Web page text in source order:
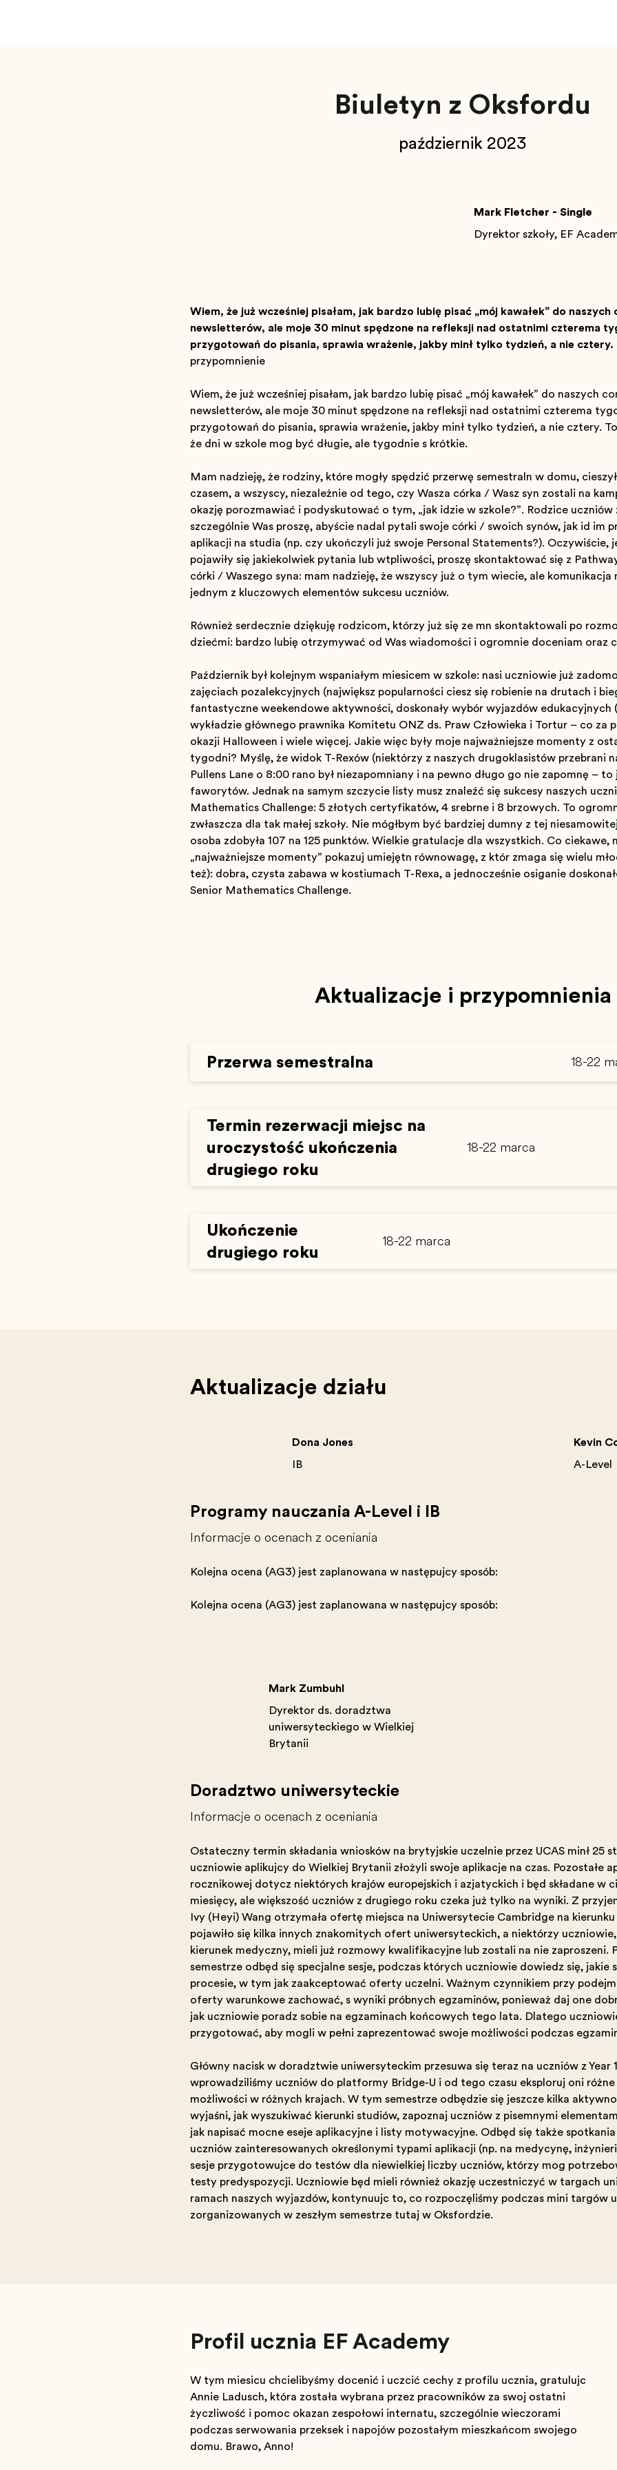
Biuletyn z Oksfordu
październik 2023
Mark Fletcher - Single
Dyrektor szkoły, EF
Wiem, że już wcześniej pisałam, jak bardzo lubię pisać „mój kawałek” do naszych
newsletterów, ale moje 30 minut spędzone na refleksji nad ostatnimi czterema
przygotowań do pisania, sprawia wrażenie, jakby minął tylko tydzień, a nie cztery.
przypomnienie
Wiem, że już wcześniej pisałam, jak bardzo lubię pisać „mój kawałek” do naszych
newsletterów, ale moje 30 minut spędzone na refleksji nad ostatnimi czterema
przygotowań do pisania, sprawia wrażenie, jakby minął tylko tydzień, a nie cztery.
że dni w szkole mogą być długie, ale tygodnie są krótkie.
Mam nadzieję, że rodziny, które mogły spędzić przerwę semestralną w domu,
czasem, a wszyscy, niezależnie od tego, czy Wasza córka / Wasz syn zostali na
okazję porozmawiać i podyskutować o tym, „jak idzie w szkole?”. Rodzice
szczególnie Was proszę, abyście nadal pytali swoje córki / swoich synów, jak idą im
aplikacji na studia (np. czy ukończyli już swoje Personal Statements?). Oczywiście,
pojawiły się jakiekolwiek pytania lub wątpliwości, proszę skontaktować się z
córki / Waszego syna: mam nadzieję, że wszyscy już o tym wiecie, ale komunikacja
jednym z kluczowych elementów sukcesu uczniów.
Również serdecznie dziękuję rodzicom, którzy już się ze mną skontaktowali po
dziećmi: bardzo lubię otrzymywać od Was wiadomości i ogromnie doceniam oraz
Październik był kolejnym wspaniałym miesiącem w szkole: nasi uczniowie już
zajęciach pozalekcyjnych (największą popularnością cieszą się robienie na drutach i
fantastyczne weekendowe aktywności, doskonały wybór wyjazdów edukacyjnych
wykładzie głównego prawnika Komitetu ONZ ds. Praw Człowieka i Tortur – co za
okazji Halloween i wiele więcej. Jakie więc były moje najważniejsze momenty z
tygodni? Myślę, że widok T-Rexów (niektórzy z naszych drugoklasistów przebrani
Pullens Lane o 8:00 rano był niezapomniany i na pewno długo go nie zapomnę –
faworytów. Jednak na samym szczycie listy muszą znaleźć się sukcesy naszych
Mathematics Challenge: 5 złotych certyfikatów, 4 srebrne i 8 brązowych. To
zwłaszcza dla tak małej szkoły. Nie mógłbym być bardziej dumny z tej
osoba zdobyła 107 na 125 punktów. Wielkie gratulacje dla wszystkich. Co ciekawe,
„najważniejsze momenty” pokazują umiejętną równowagę, z którą zmaga się wielu
też): dobra, czysta zabawa w kostiumach T-Rexa, a jednocześnie osiąganie
Senior Mathematics Challenge.
Aktualizacje i przypomnienia
Przerwa semestralna 18-22
Termin rezerwacji miejsc na
uroczystość ukończenia
drugiego roku
18-22 marca
Ukończenie
drugiego roku
18-22 marca
Aktualizacje działu
Dona Jones
IB
Kevin
A-Level
Programy nauczania A-Level i IB
Informacje o ocenach z oceniania
Kolejna ocena (AG3) jest zaplanowana w następujący sposób:
Kolejna ocena (AG3) jest zaplanowana w następujący sposób:
Mark Zumbuhl
Dyrektor ds. doradztwa
uniwersyteckiego w Wielkiej
Brytanii
Doradztwo uniwersyteckie
Informacje o ocenach z oceniania
Ostateczny termin składania wniosków na brytyjskie uczelnie przez UCAS minął 25
uczniowie aplikujący do Wielkiej Brytanii złożyli swoje aplikacje na czas. Pozostałe
rocznikowej dotyczą niektórych krajów europejskich i azjatyckich i będą składane w
miesięcy, ale większość uczniów z drugiego roku czeka już tylko na wyniki. Z
Ivy (Heyi) Wang otrzymała ofertę miejsca na Uniwersytecie Cambridge na kierunku
pojawiło się kilka innych znakomitych ofert uniwersyteckich, a niektórzy
kierunek medyczny, mieli już rozmowy kwalifikacyjne lub zostali na nie zaproszeni.
semestrze odbędą się specjalne sesje, podczas których uczniowie dowiedzą się, jakie
procesie, w tym jak zaakceptować oferty uczelni. Ważnym czynnikiem przy
oferty warunkowe zachować, są wyniki próbnych egzaminów, ponieważ dają one
jak uczniowie poradzą sobie na egzaminach końcowych tego lata. Dlatego
przygotować, aby mogli w pełni zaprezentować swoje możliwości podczas
Główny nacisk w doradztwie uniwersyteckim przesuwa się teraz na uczniów z Year
wprowadziliśmy uczniów do platformy Bridge-U i od tego czasu eksplorują oni
możliwości w różnych krajach. W tym semestrze odbędzie się jeszcze kilka
wyjaśnią, jak wyszukiwać kierunki studiów, zapoznają uczniów z pisemnymi
jak napisać mocne eseje aplikacyjne i listy motywacyjne. Odbędą się także
uczniów zainteresowanych określonymi typami aplikacji (np. na medycynę,
sesje przygotowujące do testów dla niewielkiej liczby uczniów, którzy mogą
testy predyspozycji. Uczniowie będą mieli również okazję uczestniczyć w targach
ramach naszych wyjazdów, kontynuując to, co rozpoczęliśmy podczas mini targów
zorganizowanych w zeszłym semestrze tutaj w Oksfordzie.
Profil ucznia EF Academy
W tym miesiącu chcielibyśmy docenić i uczcić cechy z profilu ucznia, gratulując
Annie Ladusch, która została wybrana przez pracowników za swoją ostatnią
życzliwość i pomoc okazaną zespołowi internatu, szczególnie wieczorami
podczas serwowania przekąsek i napojów pozostałym mieszkańcom swojego
domu. Brawo, Anno!